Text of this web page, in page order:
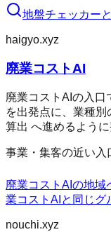
地盤チェッカー
haigyo.xyz
廃業コストAI
廃業コストAIの入口
を出発点に、業種
算出 へ進めるよう
事業・集客の近い入
廃業コストAI の地域
業コストAI と同じグ
nouchi.xyz